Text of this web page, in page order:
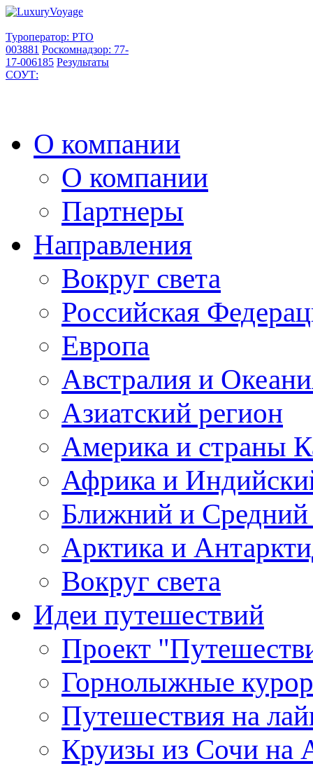
Туроператор: РТО
003881 Роскомнадзор: 77-
17-006185 Результаты
СОУТ:
О компании
О компании
Партнеры
Направления
Вокруг света
Российская
Европа
Австралия и
Азиатский регион
Америка и страны
Африка и
Ближний и Средний
Арктика и
Вокруг света
Идеи путешествий
Проект
Горнолыжные
Путешествия на
Круизы из Сочи на